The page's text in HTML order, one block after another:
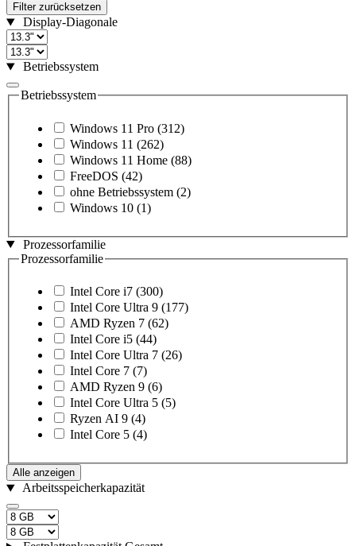
Filter zurücksetzen
Display-Diagonale
Betriebssystem
Betriebssystem
Windows 11 Pro (312)
Windows 11 (262)
Windows 11 Home (88)
FreeDOS (42)
ohne Betriebssystem (2)
Windows 10 (1)
Prozessorfamilie
Prozessorfamilie
Intel Core i7 (300)
Intel Core Ultra 9 (177)
AMD Ryzen 7 (62)
Intel Core i5 (44)
Intel Core Ultra 7 (26)
Intel Core 7 (7)
AMD Ryzen 9 (6)
Intel Core Ultra 5 (5)
Ryzen AI 9 (4)
Intel Core 5 (4)
Alle anzeigen
Arbeitsspeicherkapazität